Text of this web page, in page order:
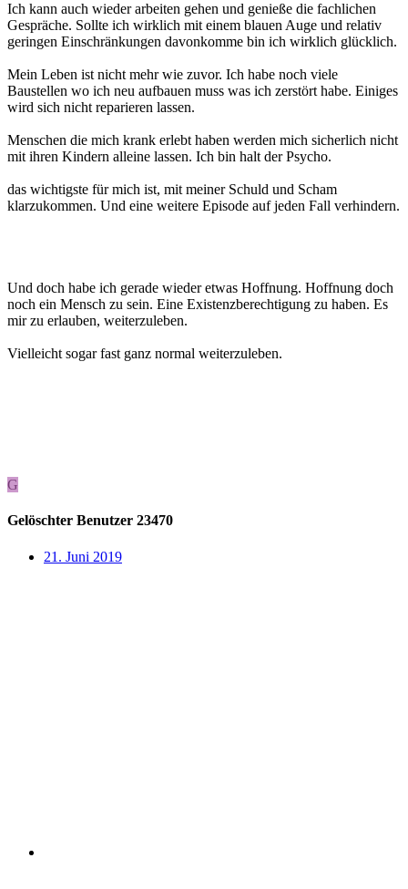
Ich kann auch wieder arbeiten gehen und genieße die fachlichen
Gespräche. Sollte ich wirklich mit einem blauen Auge und relativ
geringen Einschränkungen davonkomme bin ich wirklich glücklich.
Mein Leben ist nicht mehr wie zuvor. Ich habe noch viele
Baustellen wo ich neu aufbauen muss was ich zerstört habe. Einiges
wird sich nicht reparieren lassen.
Menschen die mich krank erlebt haben werden mich sicherlich nicht
mit ihren Kindern alleine lassen. Ich bin halt der Psycho.
das wichtigste für mich ist, mit meiner Schuld und Scham
klarzukommen. Und eine weitere Episode auf jeden Fall verhindern.
Und doch habe ich gerade wieder etwas Hoffnung. Hoffnung doch
noch ein Mensch zu sein. Eine Existenzberechtigung zu haben. Es
mir zu erlauben, weiterzuleben.
Vielleicht sogar fast ganz normal weiterzuleben.
G
Gelöschter Benutzer 23470
21. Juni 2019